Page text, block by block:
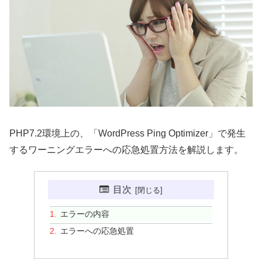
PHP7.2環境上の、「WordPress Ping Optimizer」で発生
するワーニングエラーへの応急処置方法を解説します。
目次
エラーの内容
エラーへの応急処置